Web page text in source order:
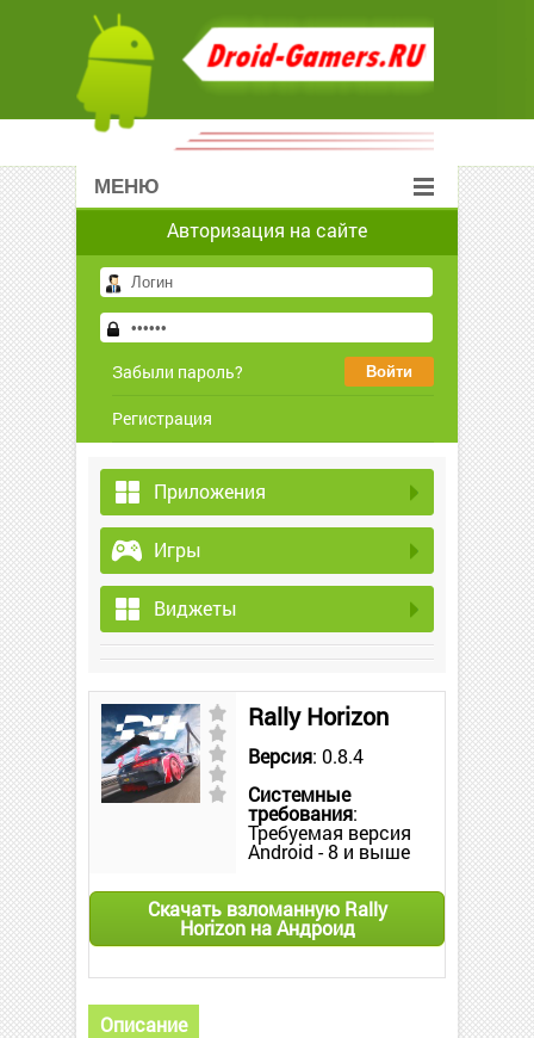
МЕНЮ
Авторизация на сайте
Забыли пароль?
Регистрация
Приложения
Игры
Виджеты
Rally Horizon
Версия: 0.8.4
Системные
требования:
Требуемая версия
Android - 8 и выше
Скачать взломанную Rally
Horizon на Андроид
Описание